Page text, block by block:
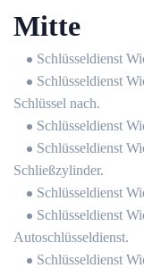
Mitte
Schlüsseldienst
Schlüsseldienst
Schlüssel nach.
Schlüsseldienst
Schlüsseldienst
Schließzylinder.
Schlüsseldienst
Schlüsseldienst
Autoschlüsseldienst.
Schlüsseldienst